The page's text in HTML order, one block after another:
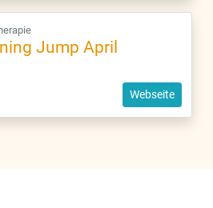
Jump April
Webseite